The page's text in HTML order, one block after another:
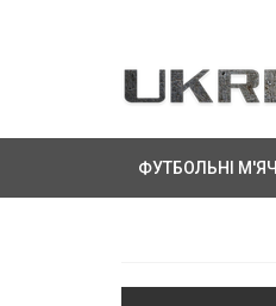
ФУТБОЛЬНІ М'ЯЧІ